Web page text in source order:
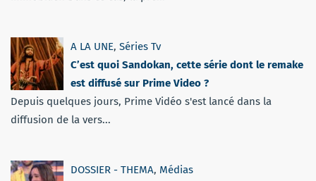
A LA UNE, Séries Tv
C’est quoi Sandokan, cette série dont le remake
est diffusé sur Prime Video ?
Depuis quelques jours, Prime Vidéo s'est lancé dans la
diffusion de la vers...
DOSSIER - THEMA, Médias